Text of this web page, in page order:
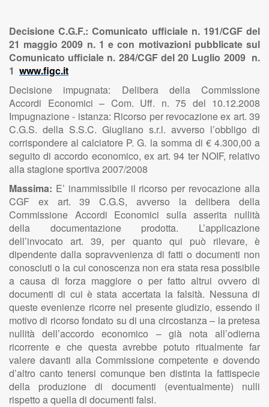
Decisione C.G.F.: Comunicato ufficiale n. 191/CGF del
21 maggio 2009 n. 1 e con motivazioni pubblicate sul
Comunicato ufficiale n. 284/CGF del 20 Luglio 2009 n.
1 www.figc.it
Decisione impugnata: Delibera della Commissione
Accordi Economici – Com. Uff. n. 75 del 10.12.2008
Impugnazione - istanza: Ricorso per revocazione ex art. 39
C.G.S. della S.S.C. Giugliano s.r.l. avverso l’obbligo di
corrispondere al calciatore P. G. la somma di € 4.300,00 a
seguito di accordo economico, ex art. 94 ter NOIF, relativo
alla stagione sportiva 2007/2008
Massima: E’ inammissibile il ricorso per revocazione alla
CGF ex art. 39 C.G.S, avverso la delibera della
Commissione Accordi Economici sulla asserita nullità
della documentazione prodotta. L’applicazione
dell’invocato art. 39, per quanto qui può rilevare, è
dipendente dalla sopravvenienza di fatti o documenti non
conosciuti o la cui conoscenza non era stata resa possibile
a causa di forza maggiore o per fatto altrui ovvero di
documenti di cui è stata accertata la falsità. Nessuna di
queste evenienze ricorre nel presente giudizio, essendo il
motivo di ricorso fondato su di una circostanza – la pretesa
nullità dell’accordo economico – già nota all’odierna
ricorrente e che questa avrebbe potuto ritualmente far
valere davanti alla Commissione competente e dovendo
d’altro canto tenersi comunque ben distinta la fattispecie
della produzione di documenti (eventualmente) nulli
rispetto a quella di documenti falsi.